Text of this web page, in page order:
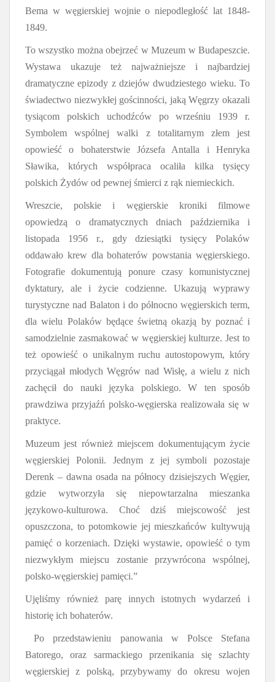
Bema w węgierskiej wojnie o niepodległość lat 1848-
1849.
To wszystko można obejrzeć w Muzeum w Budapeszcie.
Wystawa ukazuje też najważniejsze i najbardziej
dramatyczne epizody z dziejów dwudziestego wieku. To
świadectwo niezwykłej gościnności, jaką Węgrzy okazali
tysiącom polskich uchodźców po wrześniu 1939 r.
Symbolem wspólnej walki z totalitarnym złem jest
opowieść o bohaterstwie Józsefa Antalla i Henryka
Sławika, których współpraca ocaliła kilka tysięcy
polskich Żydów od pewnej śmierci z rąk niemieckich.
Wreszcie, polskie i węgierskie kroniki filmowe
opowiedzą o dramatycznych dniach października i
listopada 1956 r., gdy dziesiątki tysięcy Polaków
oddawało krew dla bohaterów powstania węgierskiego.
Fotografie dokumentują ponure czasy komunistycznej
dyktatury, ale i życie codzienne. Ukazują wyprawy
turystyczne nad Balaton i do północno węgierskich term,
dla wielu Polaków będące świetną okazją by poznać i
samodzielnie zasmakować w węgierskiej kulturze. Jest to
też opowieść o unikalnym ruchu autostopowym, który
przyciągał młodych Węgrów nad Wisłę, a wielu z nich
zachęcił do nauki języka polskiego. W ten sposób
prawdziwa przyjaźń polsko-węgierska realizowała się w
praktyce.
Muzeum jest również miejscem dokumentującym życie
węgierskiej Polonii. Jednym z jej symboli pozostaje
Derenk – dawna osada na północy dzisiejszych Węgier,
gdzie wytworzyła się niepowtarzalna mieszanka
językowo-kulturowa. Choć dziś miejscowość jest
opuszczona, to potomkowie jej mieszkańców kultywują
pamięć o korzeniach. Dzięki wystawie, opowieść o tym
niezwykłym miejscu zostanie przywrócona wspólnej,
polsko-węgierskiej pamięci.”
Ujęliśmy również parę innych istotnych wydarzeń i
historię ich bohaterów.
Po przedstawieniu panowania w Polsce Stefana
Batorego, oraz sarmackiego przenikania się szlachty
węgierskiej z polską, przybywamy do okresu wojen